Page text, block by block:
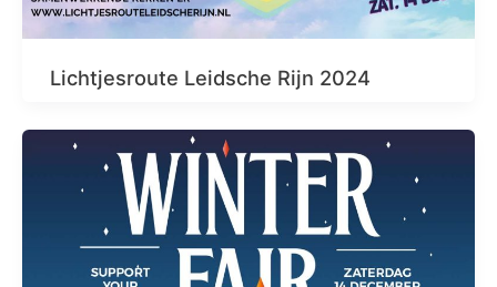
Lichtjesroute Leidsche Rijn 2024